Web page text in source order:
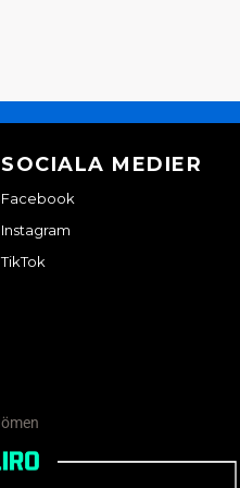
Hej och tack för dina
vid köp av nav, och
Detta är någonting jag
du andra funderingar är
Mvh Vincent på SCP
SOCIALA MEDIER
Facebook
Instagram
TikTok